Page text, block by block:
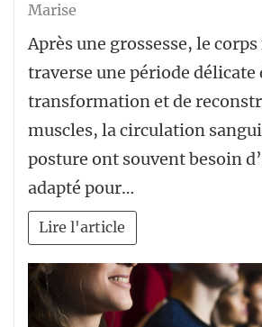
Marise
Après une grossesse, le
traverse une période délicate
transformation et de
muscles, la circulation
posture ont souvent besoin
adapté pour…
Lire l'article